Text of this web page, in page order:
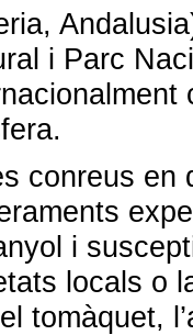
i Parc
conreus en
i
locals o
tomàquet,